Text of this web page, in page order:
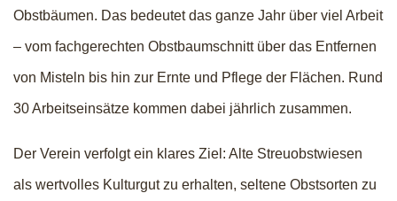
Obstbäumen. Das bedeutet das ganze Jahr über viel Arbeit
– vom fachgerechten Obstbaumschnitt über das Entfernen
von Misteln bis hin zur Ernte und Pflege der Flächen. Rund
30 Arbeitseinsätze kommen dabei jährlich zusammen.
Der Verein verfolgt ein klares Ziel: Alte Streuobstwiesen
als wertvolles Kulturgut zu erhalten, seltene Obstsorten zu